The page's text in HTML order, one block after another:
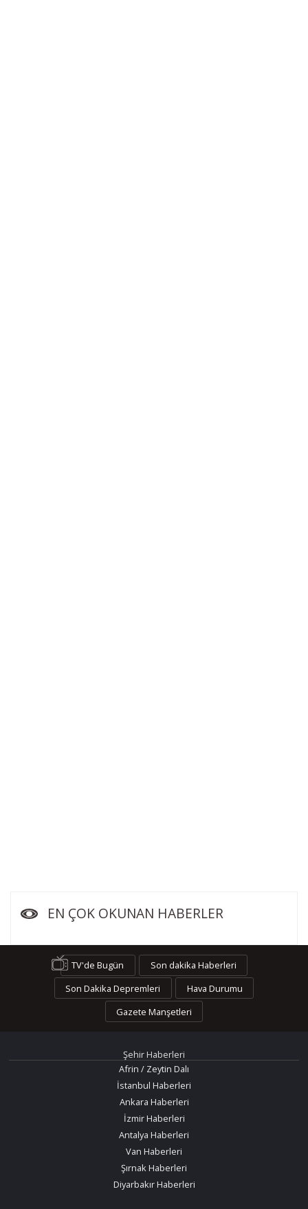
EN ÇOK OKUNAN HABERLER
TV'de Bugün
Son dakika Haberleri
Son Dakika Depremleri
Hava Durumu
Gazete Manşetleri
Şehir Haberleri
Afrin / Zeytin Dalı
İstanbul Haberleri
Ankara Haberleri
İzmir Haberleri
Antalya Haberleri
Van Haberleri
Şırnak Haberleri
Diyarbakır Haberleri